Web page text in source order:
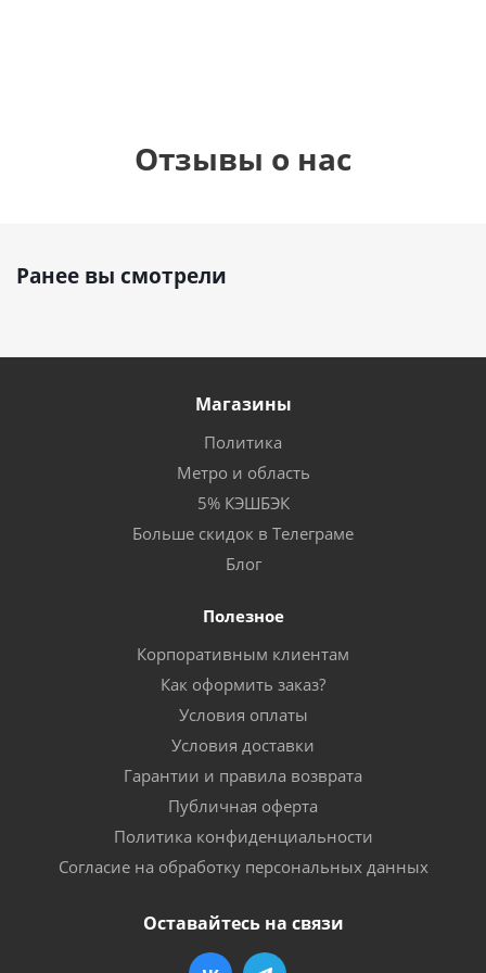
Отзывы о нас
Ранее вы смотрели
Магазины
Политика
Метро и область
5% КЭШБЭК
Больше скидок в Телеграме
Блог
Полезное
Корпоративным клиентам
Как оформить заказ?
Условия оплаты
Условия доставки
Гарантии и правила возврата
Публичная оферта
Политика конфиденциальности
Согласие на обработку персональных данных
Оставайтесь на связи